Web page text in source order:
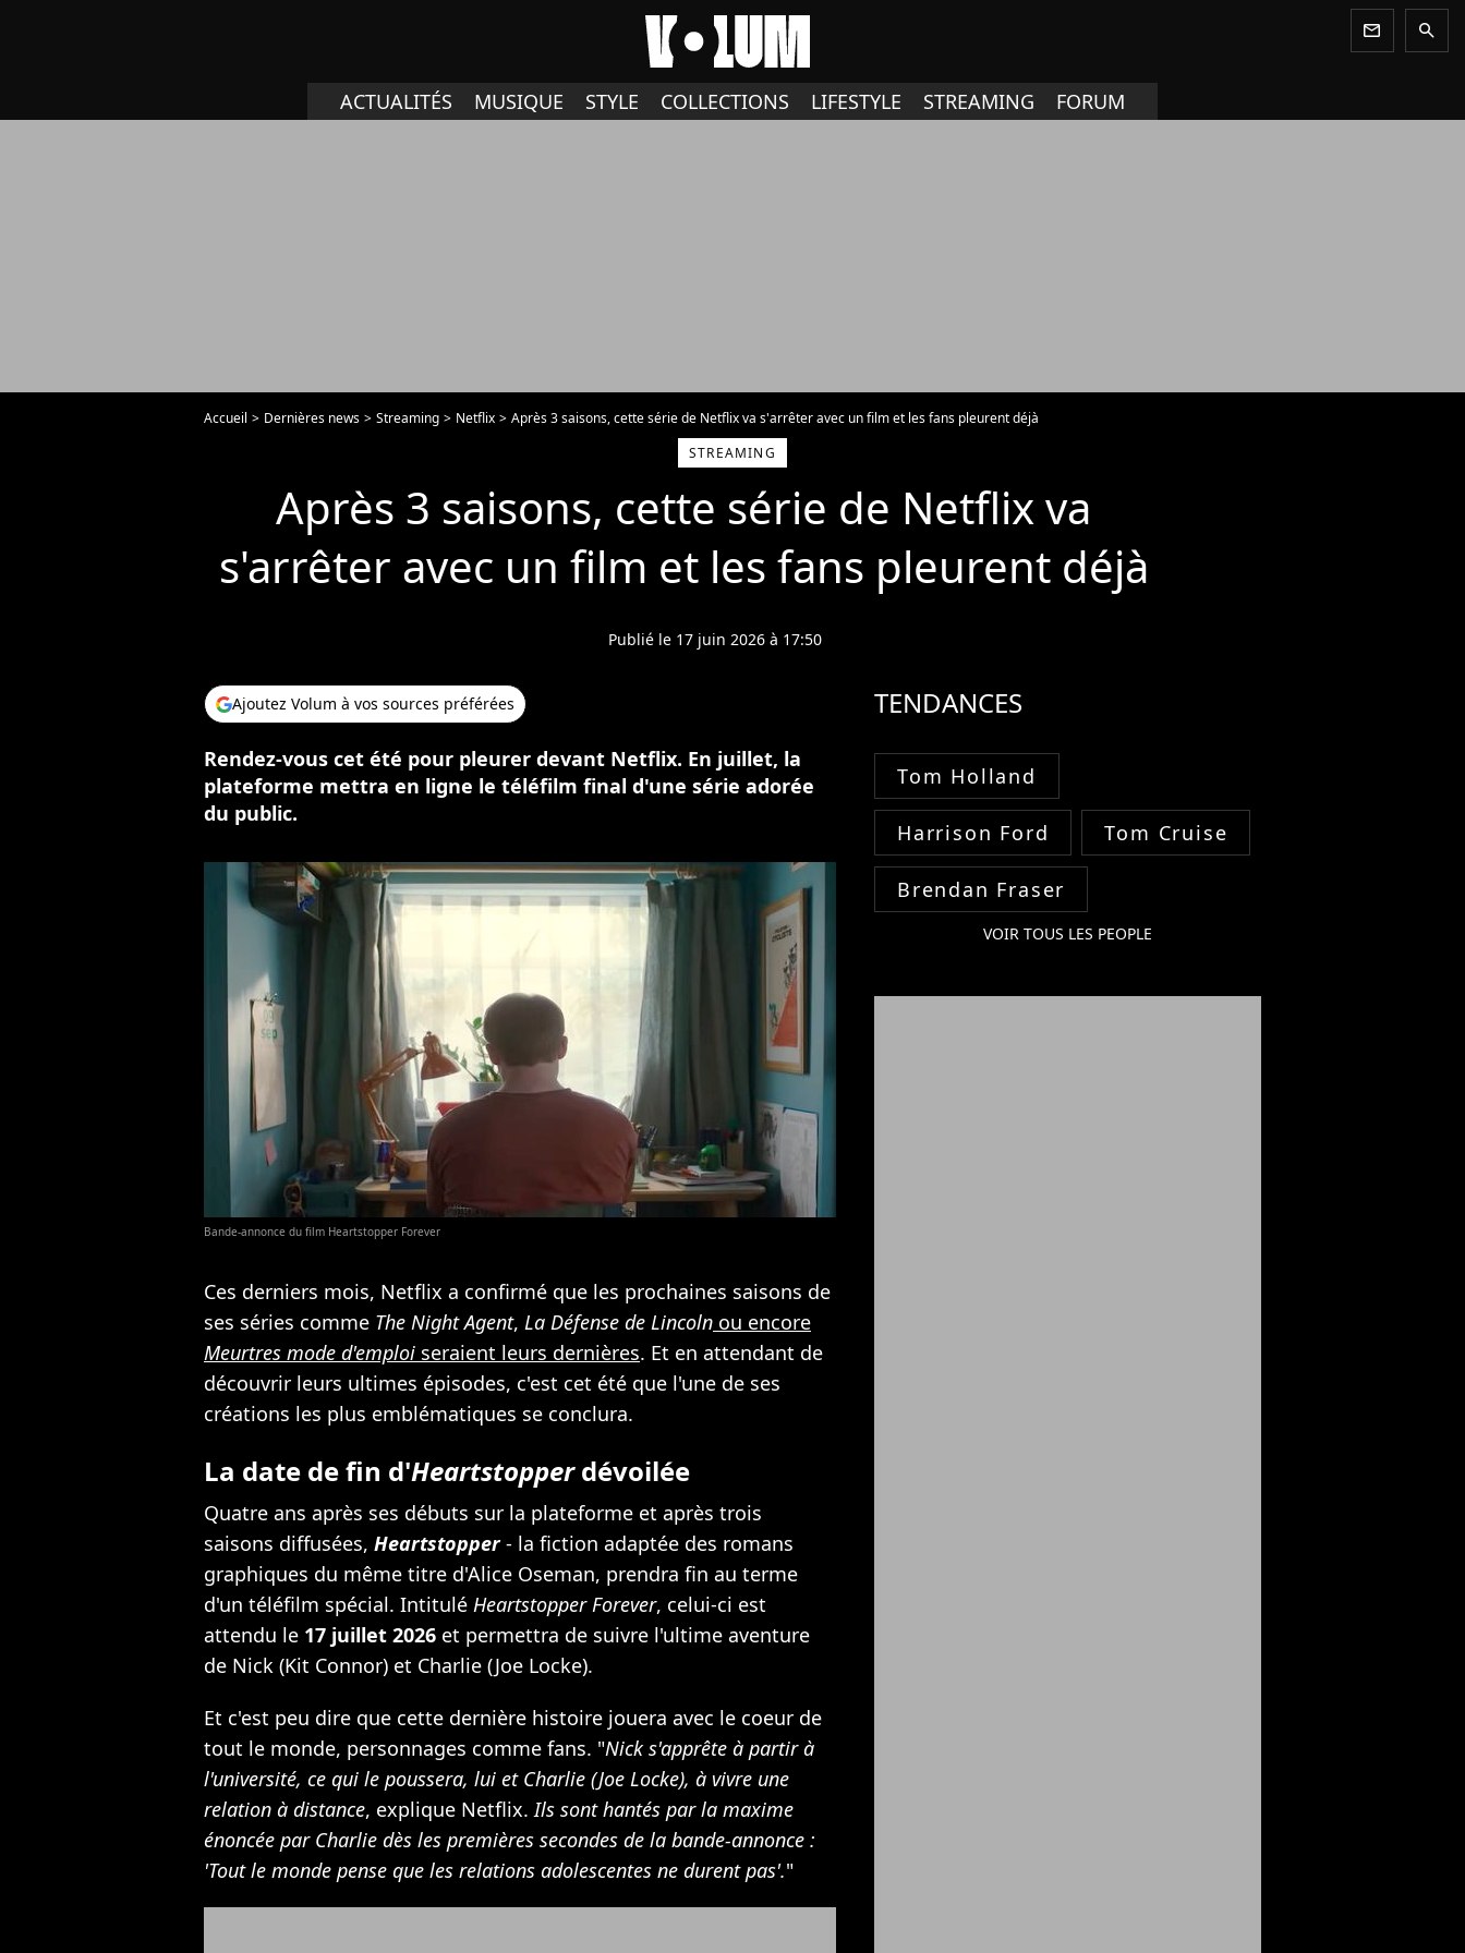
newsletter search
ACTUALITÉS MUSIQUE STYLE COLLECTIONS LIFESTYLE STREAMING FORUM
Accueil Dernières news Streaming Netflix
Après 3 saisons, cette série de Netflix va s'arrêter avec un film et les fans pleurent déjà
STREAMING
Après 3 saisons, cette série de Netflix va
s'arrêter avec un film et les fans pleurent déjà
Publié le 17 juin 2026 à 17:50
Ajoutez Volum à vos sources préférées
Rendez-vous cet été pour pleurer devant Netflix. En juillet, la
plateforme mettra en ligne le téléfilm final d'une série adorée
du public.
Bande-annonce du film Heartstopper Forever
Ces derniers mois, Netflix a confirmé que les prochaines saisons de
ses séries comme The Night Agent, La Défense de Lincoln ou encore
Meurtres mode d'emploi seraient leurs dernières. Et en attendant de
découvrir leurs ultimes épisodes, c'est cet été que l'une de ses
créations les plus emblématiques se conclura.
La date de fin d'Heartstopperdévoilée
Quatre ans après ses débuts sur la plateforme et après trois
saisons diffusées, Heartstopper- la fiction adaptée des romans
graphiques du même titre d'Alice Oseman, prendra fin au terme
d'un téléfilm spécial. Intitulé Heartstopper Forever, celui-ci est
attendu le 17 juillet 2026 et permettra de suivre l'ultime aventure
de Nick (Kit Connor) et Charlie (Joe Locke).
Et c'est peu dire que cette dernière histoire jouera avec le coeur de
tout le monde, personnages comme fans. "Nick s'apprête à partir à
l'université, ce qui le poussera, lui et Charlie (Joe Locke), à ​​vivre une
relation à distance, explique Netflix.Ils sont hantés par la maxime
énoncée par Charlie dès les premières secondes de la bande-annonce :
'Tout le monde pense que les relations adolescentes ne durent pas'."
TENDANCES
Tom Holland
Harrison Ford Tom Cruise
Brendan Fraser
VOIR TOUS LES PEOPLE